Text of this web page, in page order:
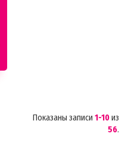
Показаны записи 1-10из
56.